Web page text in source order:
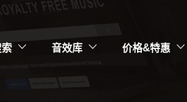
音效库 价格&特惠